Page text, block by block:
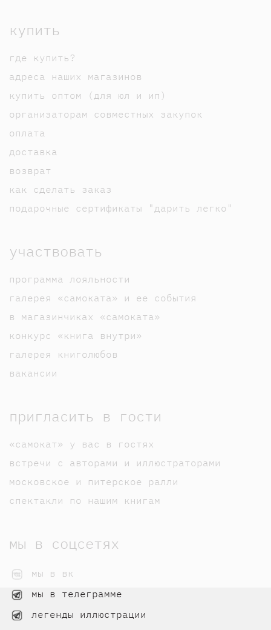
купить
где купить?
адреса наших магазинов
купить оптом (для юл и ип)
организаторам совместных закупок
оплата
доставка
возврат
как сделать заказ
подарочные сертификаты "дарить легко"
участвовать
программа лояльности
галерея «самоката» и ее события
в магазинчиках «самоката»
конкурс «книга внутри»
галерея книголюбов
вакансии
пригласить в гости
«самокат» у вас в гостях
встречи с авторами и иллюстраторами
московское и питерское ралли
спектакли по нашим книгам
мы в соцсетях
мы в вк
мы в телеграмме
легенды иллюстрации